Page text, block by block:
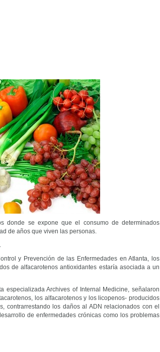
donde se expone que el consumo de determinados
de años que viven las personas.
y Prevención de las Enfermedades en Atlanta, los
de alfacarotenos antioxidantes estaría asociada a un
especializada Archives of Internal Medicine, señalaron
los alfacarotenos y los licopenos- producidos
contrarrestando los daños al ADN relacionados con el
de enfermedades crónicas como los problemas